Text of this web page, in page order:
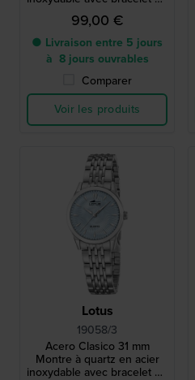
métal
99,00 €
● Livraison entre 5 jours
à 8 jours ouvrables
Comparer
Voir les produits
Lotus
19058/3
Acero Clasico 31 mm
Montre à quartz en acier
inoxydable avec bracelet en